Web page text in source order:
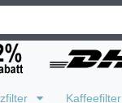
Kaffeefilter